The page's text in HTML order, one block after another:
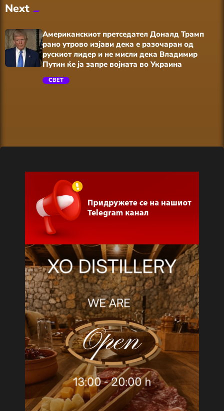
Next
Американскиот претседател Доналд Трамп
рано утрово изјави дека е разочаран од
рускиот лидер и не мисли дека Владимир
Путин ќе ја запре војната во Украина
СВЕТ